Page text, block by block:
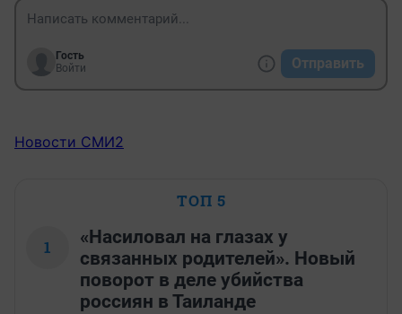
Гость
Войти
Отправить
Новости СМИ2
ТОП 5
1
«Насиловал на глазах у
связанных родителей». Новый
поворот в деле убийства
россиян в Таиланде